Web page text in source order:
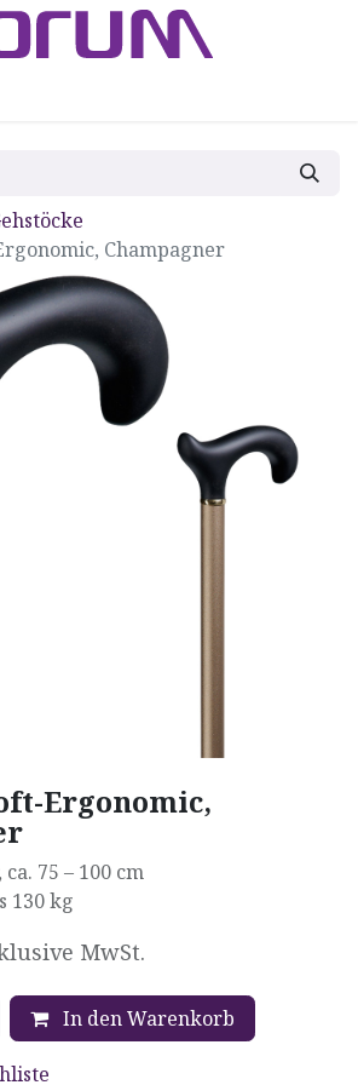
Champagner
Ergonomic,
75 – 100 cm
130 kg
MwSt.
In den Warenkorb